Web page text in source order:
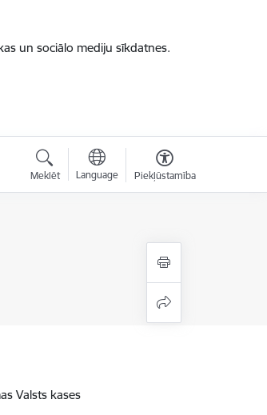
un sociālo mediju sīkdatnes.
Meklēt Language Piekļūstamība
Valsts kases